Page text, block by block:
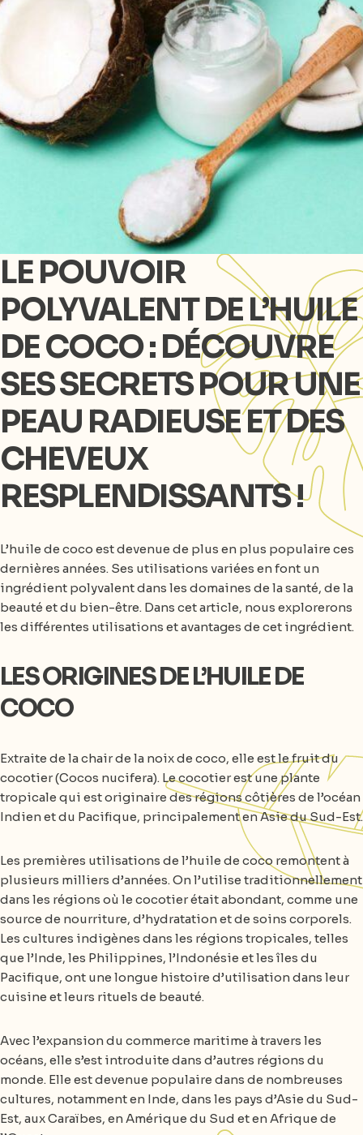
LE POUVOIR
POLYVALENT DE L’HUILE
DE COCO : DÉCOUVRE
SES SECRETS POUR UNE
PEAU RADIEUSE ET DES
CHEVEUX
RESPLENDISSANTS !
L’huile de coco est devenue de plus en plus populaire ces
dernières années. Ses utilisations variées en font un
ingrédient polyvalent dans les domaines de la santé, de la
beauté et du bien-être. Dans cet article, nous explorerons
les différentes utilisations et avantages de cet ingrédient.
LES ORIGINES DE L’HUILE DE
COCO
Extraite de la chair de la noix de coco, elle est le fruit du
cocotier (Cocos nucifera). Le cocotier est une plante
tropicale qui est originaire des régions côtières de l’océan
Indien et du Pacifique, principalement en Asie du Sud-Est.
Les premières utilisations de l’huile de coco remontent à
plusieurs milliers d’années. On l’utilise traditionnellement
dans les régions où le cocotier était abondant, comme une
source de nourriture, d’hydratation et de soins corporels.
Les cultures indigènes dans les régions tropicales, telles
que l’Inde, les Philippines, l’Indonésie et les îles du
Pacifique, ont une longue histoire d’utilisation dans leur
cuisine et leurs rituels de beauté.
Avec l’expansion du commerce maritime à travers les
océans, elle s’est introduite dans d’autres régions du
monde. Elle est devenue populaire dans de nombreuses
cultures, notamment en Inde, dans les pays d’Asie du Sud-
Est, aux Caraïbes, en Amérique du Sud et en Afrique de